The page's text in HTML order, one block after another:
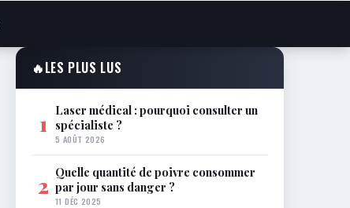
🔥LES PLUS LUS
1 Laser médical : pourquoi consulter un
spécialiste ?
5 AOÛT 2026
2 Quelle quantité de poivre consommer
par jour sans danger ?
11 DÉC 2025